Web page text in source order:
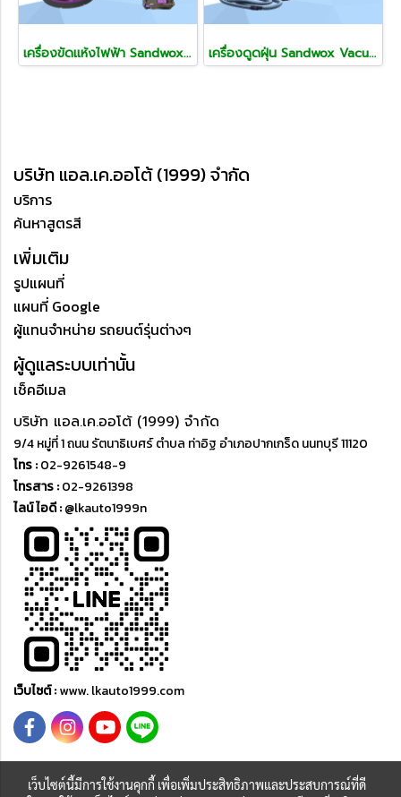
เครื่องขัดแห้งไฟฟ้า Sandwox Sander ขัดหน้าแลคเกอร์ ขนาด 6 แรงเหวี่ยง 3 และ 5 mm เครื่องดูดฝุ่น Sandwox Vacuum Cleaner ความจุ 32 ลิตร 1200 วัตต์
บริษัท แอล.เค.ออโต้ (1999) จำกัด
บริการ
ค้นหาสูตรสี
เพิ่มเติม
รูปแผนที่
แผนที่ Google
ผู้แทนจำหน่าย รถยนต์รุ่นต่างๆ
ผู้ดูแลระบบเท่านั้น
เช็คอีเมล
บริษัท แอล.เค.ออโต้ (1999) จำกัด
9/4 หมู่ที่ 1 ถนน รัตนาธิเบศร์ ตำบล ท่าอิฐ อำเภอปากเกร็ด นนทบุรี 11120
โทร :02-9261548-9
โทรสาร :02-9261398
ไลน์ ไอดี :@lkauto1999n
เว็บไซต์ :www. lkauto1999.com
เว็บไซต์นี้มีการใช้งานคุกกี้ เพื่อเพิ่มประสิทธิภาพและประสบการณ์ที่ดี